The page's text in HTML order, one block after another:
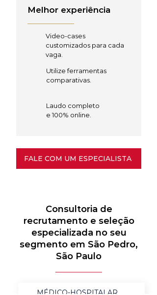
Melhor experiência
Video-cases
customizados para cada
vaga.
Utilize ferramentas
comparativas.
Laudo completo
e 100% online.
FALE COM UM ESPECIALISTA
Consultoria de
recrutamento e seleção
especializada no seu
segmento em São Pedro,
São Paulo
MÉDICO-HOSPITALAR